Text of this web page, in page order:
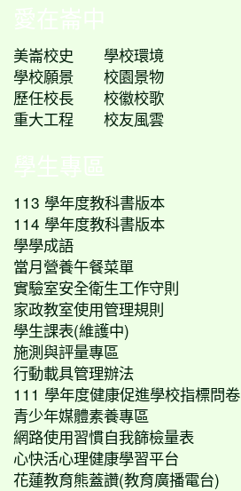
愛在崙中
美崙校史
學校環境
學校願景
校園景物
歷任校長
校徽校歌
重大工程
校友風雲
學生專區
113 學年度教科書版本
114 學年度教科書版本
學學成語
當月營養午餐菜單
實驗室安全衛生工作守則
家政教室使用管理規則
學生課表(維護中)
施測與評量專區
行動載具管理辦法
111 學年度健康促進學校指標問卷
青少年媒體素養專區
網路使用習慣自我篩檢量表
心快活心理健康學習平台
花蓮教育熊蓋讚(教育廣播電台)